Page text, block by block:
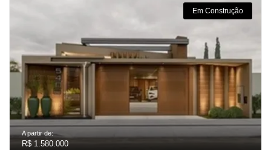
Em Construção
A partir de:
R$ 1.580.000